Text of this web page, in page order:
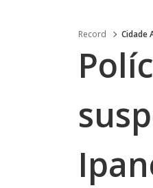
Record Cidade